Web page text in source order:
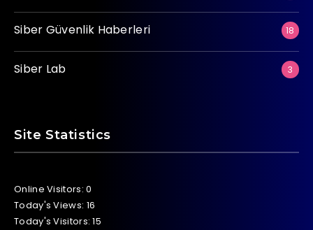
Siber Güvenlik Haberleri 18
Siber Lab 3
Site Statistics
Online Visitors:0
Today's Views: 16
Today's Visitors:15